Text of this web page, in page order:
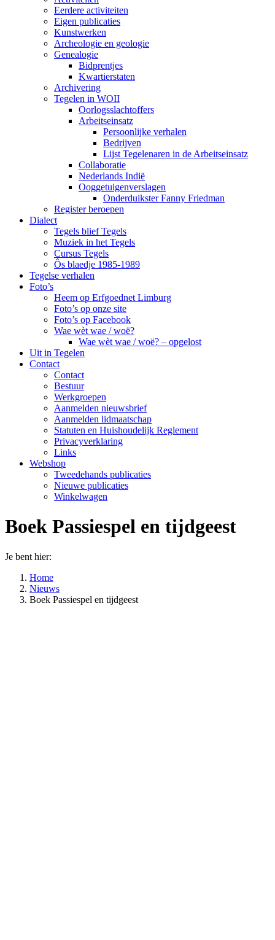
Eerdere activiteiten
Eigen publicaties
Kunstwerken
Archeologie en geologie
Genealogie
Bidprentjes
Kwartierstaten
Archivering
Tegelen in WOII
Oorlogsslachtoffers
Arbeitseinsatz
Persoonlijke verhalen
Bedrijven
Lijst Tegelenaren in de Arbeitseinsatz
Collaboratie
Nederlands Indië
Ooggetuigenverslagen
Onderduikster Fanny Friedman
Register beroepen
Dialect
Tegels blief Tegels
Muziek in het Tegels
Cursus Tegels
Ôs blaedje 1985-1989
Tegelse verhalen
Foto’s
Heem op Erfgoednet Limburg
Foto’s op onze site
Foto’s op Facebook
Wae wèt wae / woë?
Wae wèt wae / woë? – opgelost
Uit in Tegelen
Contact
Contact
Bestuur
Werkgroepen
Aanmelden nieuwsbrief
Aanmelden lidmaatschap
Statuten en Huishoudelijk Reglement
Privacyverklaring
Links
Webshop
Tweedehands publicaties
Nieuwe publicaties
Winkelwagen
Boek Passiespel en tijdgeest
Je bent hier:
Home
Nieuws
Boek Passiespel en tijdgeest